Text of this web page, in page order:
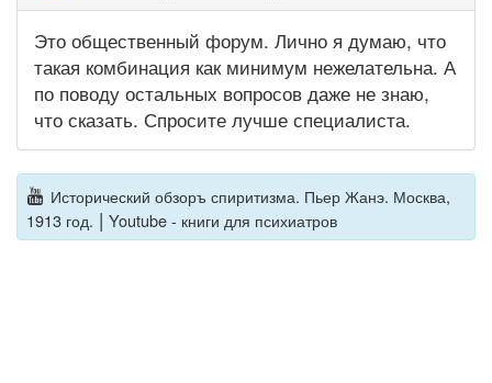
Это общественный форум. Лично я думаю, что
такая комбинация как минимум нежелательна. А
по поводу остальных вопросов даже не знаю,
что сказать. Спросите лучше специалиста.
Исторический обзоръ спиритизма. Пьер Жанэ. Москва,
1913 год. | Youtube - книги для психиатров